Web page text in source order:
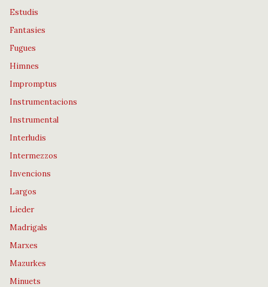
Estudis
Fantasies
Fugues
Himnes
Impromptus
Instrumentacions
Instrumental
Interludis
Intermezzos
Invencions
Largos
Lieder
Madrigals
Marxes
Mazurkes
Minuets